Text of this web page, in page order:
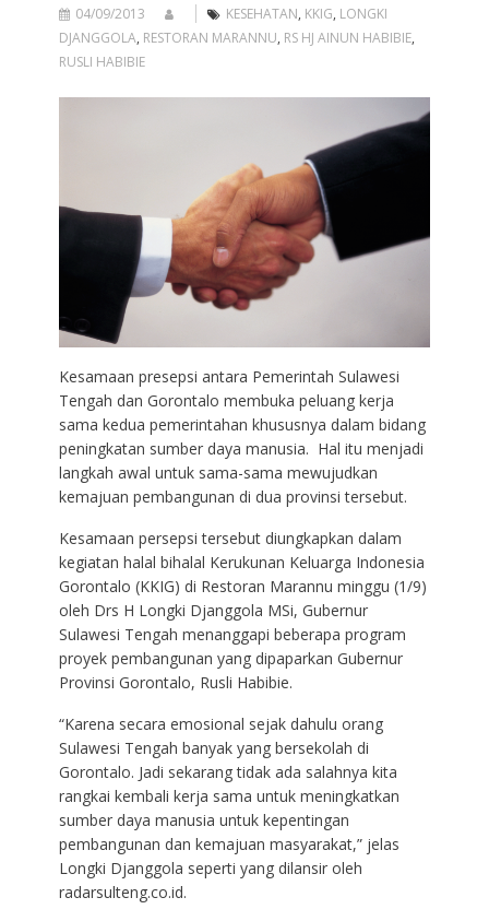
04/09/2013 KESEHATAN, KKIG, LONGKI
DJANGGOLA, RESTORAN MARANNU, RS HJ AINUN HABIBIE,
RUSLI HABIBIE
Kesamaan presepsi antara Pemerintah Sulawesi
Tengah dan Gorontalo membuka peluang kerja
sama kedua pemerintahan khususnya dalam bidang
peningkatan sumber daya manusia. Hal itu menjadi
langkah awal untuk sama-sama mewujudkan
kemajuan pembangunan di dua provinsi tersebut.
Kesamaan persepsi tersebut diungkapkan dalam
kegiatan halal bihalal Kerukunan Keluarga Indonesia
Gorontalo (KKIG) di Restoran Marannu minggu (1/9)
oleh Drs H Longki Djanggola MSi, Gubernur
Sulawesi Tengah menanggapi beberapa program
proyek pembangunan yang dipaparkan Gubernur
Provinsi Gorontalo, Rusli Habibie.
“Karena secara emosional sejak dahulu orang
Sulawesi Tengah banyak yang bersekolah di
Gorontalo. Jadi sekarang tidak ada salahnya kita
rangkai kembali kerja sama untuk meningkatkan
sumber daya manusia untuk kepentingan
pembangunan dan kemajuan masyarakat,” jelas
Longki Djanggola seperti yang dilansir oleh
radarsulteng.co.id.